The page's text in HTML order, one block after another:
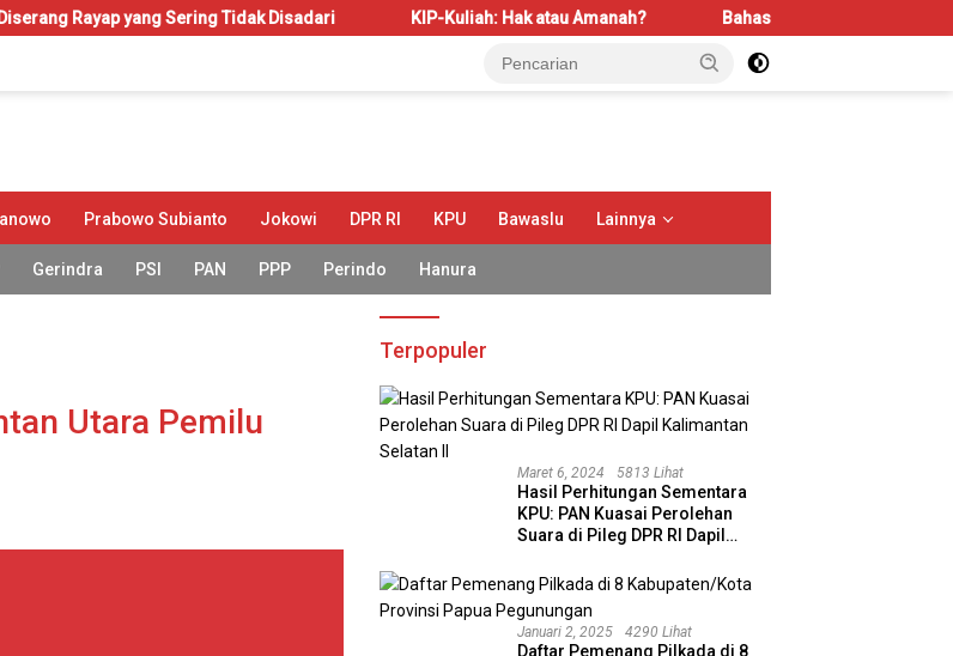
Sering Tidak Disadari KIP-Kuliah: Hak atau Amanah? Bahas LBS dan LP2B, REI Kalbar Dorong
Prabowo Subianto Jokowi DPR RI KPU Bawaslu Lainnya
Gerindra PSI PAN PPP Perindo Hanura
Utara Pemilu
Terpopuler
Maret 6, 2024 5813 Lihat
Hasil Perhitungan Sementara
KPU: PAN Kuasai Perolehan
Suara di Pileg DPR RI Dapil
Januari 2, 2025 4290 Lihat
Daftar Pemenang Pilkada di 8